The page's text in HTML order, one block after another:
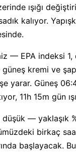
ışığı
kalıyor.
— EPA indeksi 1,
kremi ve
yarar. Güneş
11h 15m gün
düşük — yaklaşık
birkaç
başlayacak.